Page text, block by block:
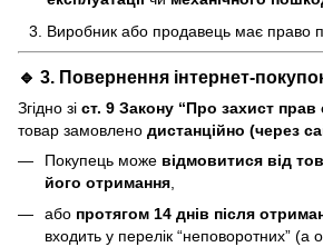
Виробник або продавець має право
🔹 3. Повернення інтернет-
Згідно зі ст. 9 Закону “Про захист прав
товар замовлено дистанційно (через
Покупець може відмовитися від
його отримання
або протягом 14 днів після
входить у перелік “неповоротних” (а